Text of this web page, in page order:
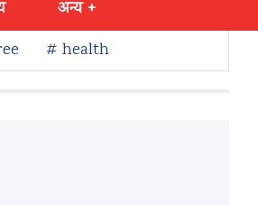
अन्य +
# health